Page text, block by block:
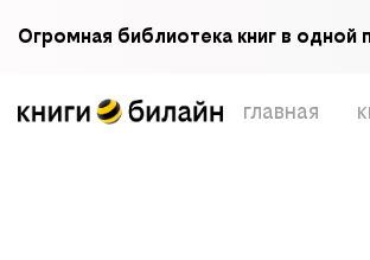
Огромная библиотека книг в одной
главная